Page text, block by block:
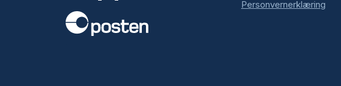
Personvernerklæring